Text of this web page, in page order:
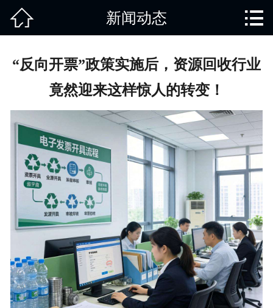
废旧知识
回收范围
新闻动态
免责说明
 新闻动态 
“反向开票”政策实施后，资源回收行业
竟然迎来这样惊人的转变！